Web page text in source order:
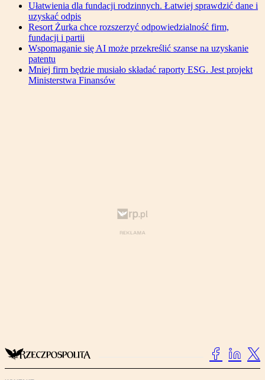
Ułatwienia dla fundacji rodzinnych. Łatwiej sprawdzić dane i
uzyskać odpis
Resort Żurka chce rozszerzyć odpowiedzialność firm,
fundacji i partii
Wspomaganie się AI może przekreślić szanse na uzyskanie
patentu
Mniej firm będzie musiało składać raporty ESG. Jest projekt
Ministerstwa Finansów